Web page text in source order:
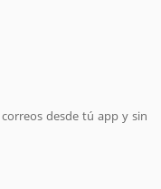
desde tú app y sin